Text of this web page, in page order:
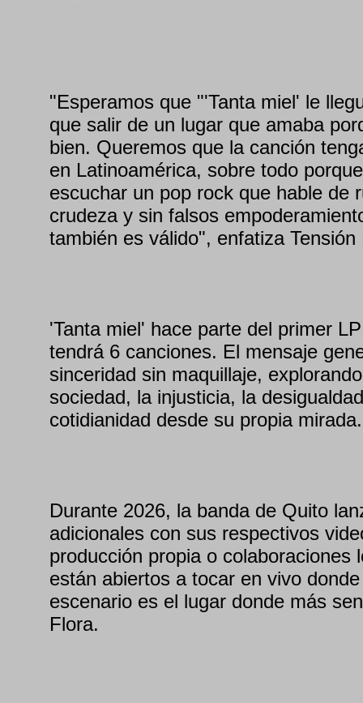
"Esperamos que "'Tanta miel' le
que salir de un lugar que amaba
bien. Queremos que la canción
en Latinoamérica, sobre todo
escuchar un pop rock que hable de
crudeza y sin falsos
también es válido", enfatiza Tensión
'Tanta miel' hace parte del primer
tendrá 6 canciones. El mensaje
sinceridad sin maquillaje,
sociedad, la injusticia, la
cotidianidad desde su propia mirada.
Durante 2026, la banda de Quito
adicionales con sus respectivos
producción propia o colaboraciones
están abiertos a tocar en vivo
escenario es el lugar donde más
Flora.